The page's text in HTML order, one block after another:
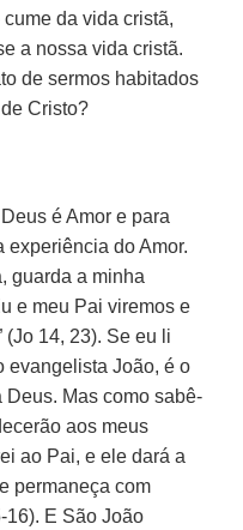
da vida cristã,
a nossa vida cristã.
de sermos habitados
Cristo?
é Amor e para
experiência do Amor.
guarda a minha
e meu Pai viremos e
(Jo 14, 23). Se eu li
evangelista João, é o
Mas como sabê-
aos meus
ao Pai, e ele dará a
permaneça com
16). E São João